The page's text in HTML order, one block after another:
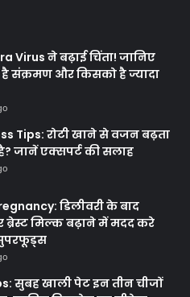
Virus ने बढ़ाई चिंता! जानिए
संक्रमण और किसको है ज्यादा
Tips: रोटी खाने से वजन बढ़ता
जानें एक्सपर्ट की सलाह
डिलीवरी के बाद
ब्रेस्ट मिल्क बढ़ाने में मदद करे
सुबह खाली पेट इन तीन चीजों